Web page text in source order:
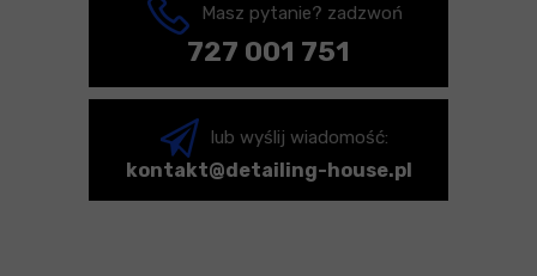
Masz pytanie? zadzwoń
727 001 751
lub wyślij wiadomość:
kontakt@detailing-house.pl